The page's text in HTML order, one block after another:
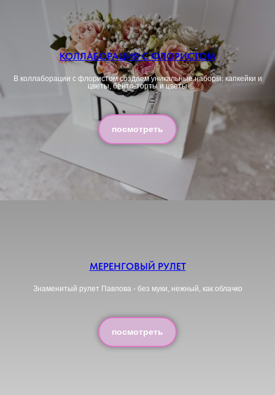
КОЛЛАБОРАЦИЯ С ФЛОРИСТОМ
В коллаборации с флористом создаем уникальные наборы: капкейки и
цветы, бенто-торты и цветы
посмотреть
МЕРЕНГОВЫЙ РУЛЕТ
Знаменитый рулет Павлова - без муки, нежный, как облачко
посмотреть